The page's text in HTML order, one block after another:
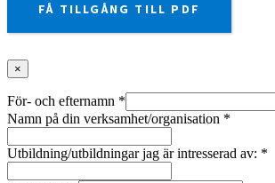
FÅ TILLGÅNG TILL PDF
×
För- och efternamn *
Namn på din verksamhet/organisation *
Utbildning/utbildningar jag är intresserad av: *